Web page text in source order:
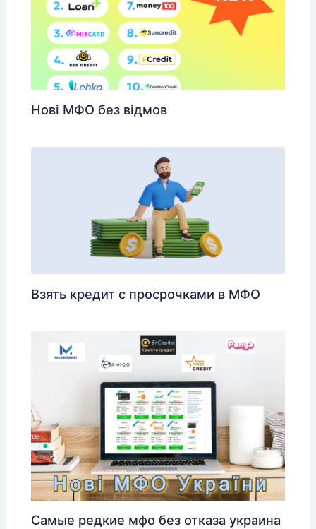
Нові МФО без відмов
Взять кредит с просрочками в МФО
Самые редкие мфо без отказа украина